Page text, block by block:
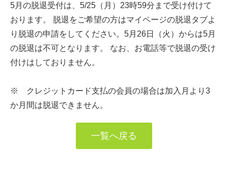
5月の脱退受付は、5/25（月）23時59分まで受け付けて
おります。 脱退をご希望の方はマイページの脱退タブよ
り脱退の申請をしてください。5月26日（火）からは5月
の脱退は不可となります。 なお、お電話等で脱退の受け
付けはしておりません。
※ クレジットカード支払の会員の場合は加入月より3
か月間は脱退できません。
一覧へ戻る